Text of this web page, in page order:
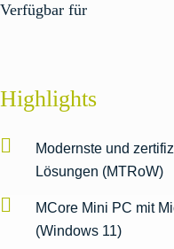
Verfügbar für
Highlights
Modernste und
Lösungen (MTRoW)
MCore Mini PC mit
(Windows 11)